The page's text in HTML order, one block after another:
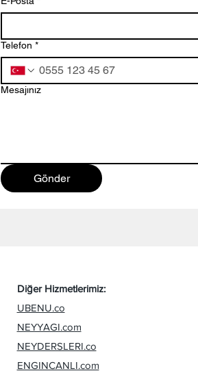
Telefon *
Mesajınız
Gönder
Diğer Hizmetlerimiz:
UBENU.co
NEYYAGI.com
NEYDERSLERI.co
ENGINCANLI.com